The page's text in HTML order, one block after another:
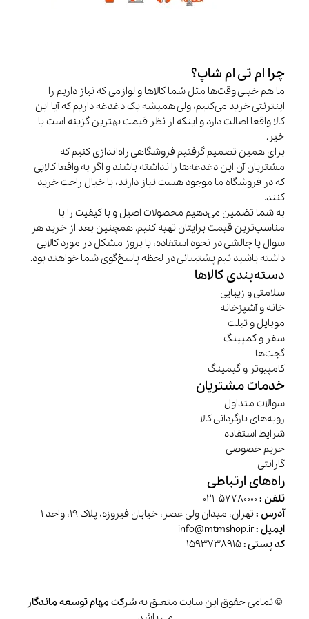
چرا ام تی ام شاپ؟
ما هم خیلی وقت‌ها مثل شما کالاها و لوازمی که نیاز داریم را
اینترنتی خرید می‌کنیم، ولی همیشه یک دغدغه داریم که آیا این
کالا واقعا اصالت دارد و اینکه از نظر قیمت بهترین گزینه است یا
خیر.
برای همین تصمیم گرفتیم فروشگاهی راه‌اندازی کنیم که
مشتریان آن این دغدغه‌ها را نداشته باشند و اگر به واقعا کالایی
که در فروشگاه ما موجود هست نیاز دارند، با خیال راحت خرید
کنند.
به شما تضمین می‌دهیم محصولات اصیل و با کیفیت را با
مناسب‌ترین قیمت برایتان تهیه کنیم. همچنین بعد از خرید هر
سوال یا چالشی در نحوه استفاده، یا بروز مشکل در مورد کالایی
داشته باشید تیم پشتیبانی در لحظه پاسخ‌گوی شما خواهند بود.
دسته‌بندی کالاها
سلامتی و زیبایی
خانه و آشپزخانه
موبایل و تبلت
سفر و کمپینگ
گجت‌ها
کامپیوتر و گیمینگ
خدمات مشتریان
سوالات متداول
رویه‌های بازگردانی کالا
شرایط استفاده
حریم خصوصی
گارانتی
راه‌های ارتباطی
تلفن :
آدرس :تهران، میدان ولی عصر، خیابان فیروزه، پلاک 19، واحد 1
ایمیل :
کد پستی :
© تمامی حقوق این سایت متعلق به شرکت مهام توسعه ماندگار